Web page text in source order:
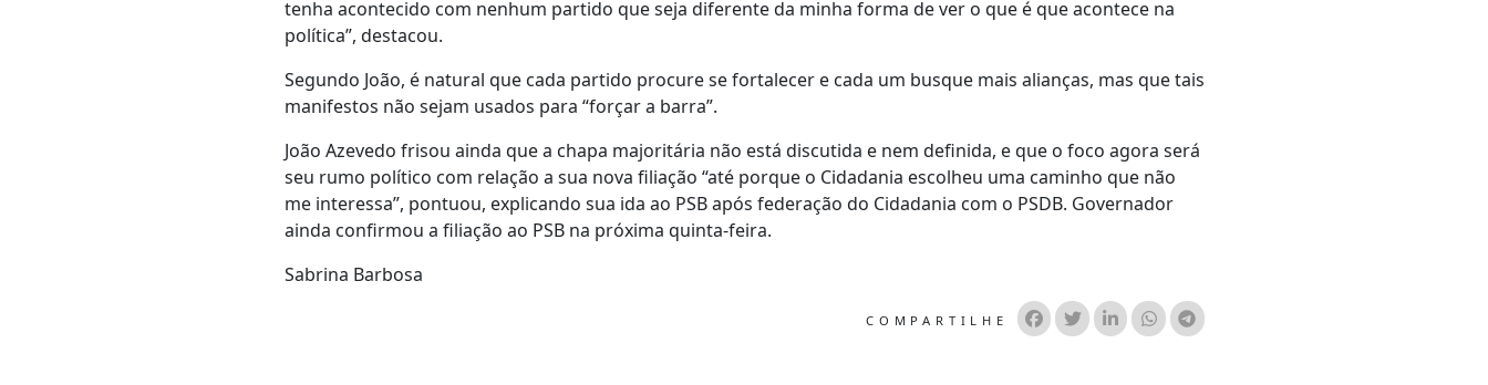
tenha acontecido com nenhum partido que seja diferente da minha forma de ver o que é que acontece na
política”, destacou.
Segundo João, é natural que cada partido procure se fortalecer e cada um busque mais alianças, mas que tais
manifestos não sejam usados para “forçar a barra”.
João Azevedo frisou ainda que a chapa majoritária não está discutida e nem definida, e que o foco agora será
seu rumo político com relação a sua nova filiação “até porque o Cidadania escolheu uma caminho que não
me interessa”, pontuou, explicando sua ida ao PSB após federação do Cidadania com o PSDB. Governador
ainda confirmou a filiação ao PSB na próxima quinta-feira.
Sabrina Barbosa
COMPARTILHE